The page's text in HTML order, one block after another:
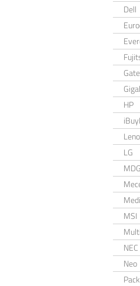
Dell
HP
LG
MDG
MSI
NEC
Neo